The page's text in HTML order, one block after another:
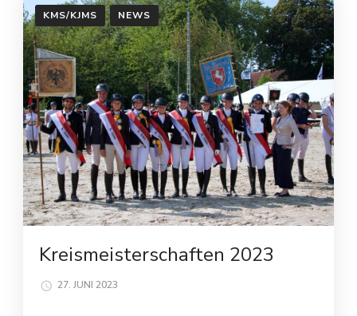
KMS/KJMS NEWS
Kreismeisterschaften 2023
27. JUNI 2023